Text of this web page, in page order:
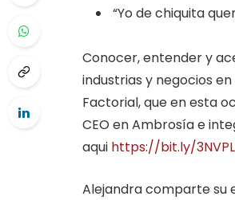
“Yo de chiquita
Conocer, entender y
industrias y negocios
Factorial, que en esta
CEO en Ambrosía e
aqui https://bit.ly/
Alejandra comparte su